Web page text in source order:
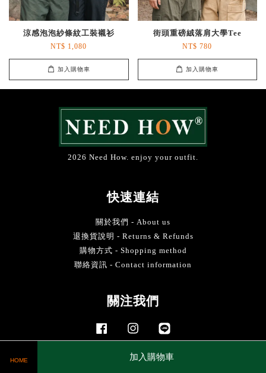
HOME 加入購物車
涼感泡泡紗條紋工裝襯衫
NT$ 1,080
加入購物車
街頭重磅絨落肩大學Tee
NT$ 780
加入購物車
2026 Need How. enjoy your outfit.
快速連結
關於我們 - About us
退換貨說明 - Returns & Refunds
購物方式 - Shopping method
聯絡資訊 - Contact information
關注我們
Facebook Instagram